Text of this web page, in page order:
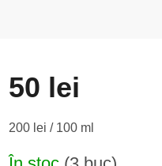
50 lei
Evaluare
200 lei / 100 ml